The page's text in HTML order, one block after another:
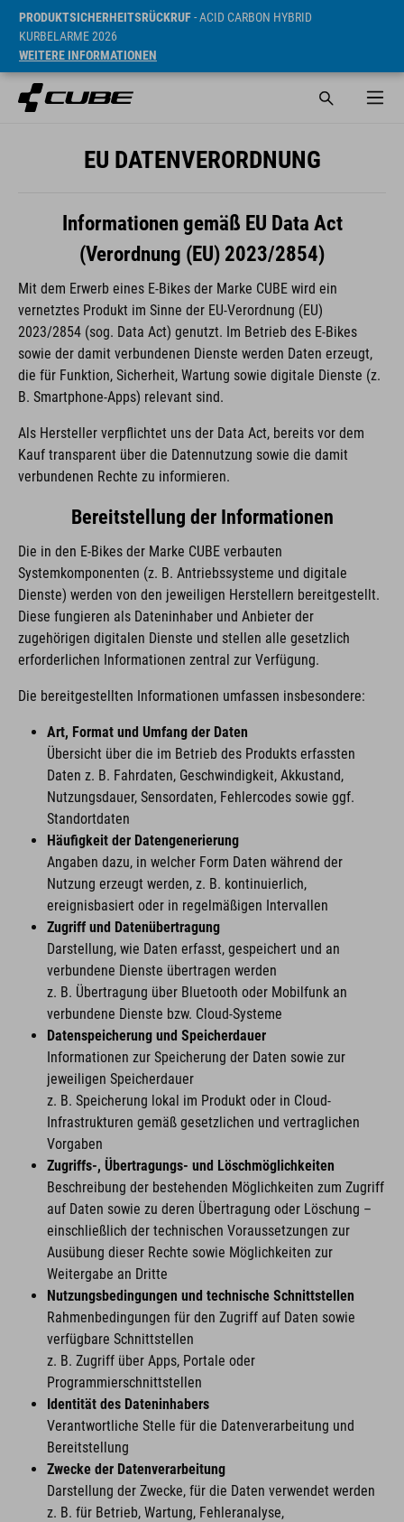
PRODUKTSICHERHEITSRÜCKRUF- ACID CARBON HYBRID
KURBELARME 2026
WEITERE INFORMATIONEN
EU DATENVERORDNUNG
Informationen gemäß EU Data Act
(Verordnung (EU) 2023/2854)
Mit dem Erwerb eines E-Bikes der Marke CUBE wird ein
vernetztes Produkt im Sinne der EU-Verordnung (EU)
2023/2854 (sog. Data Act) genutzt. Im Betrieb des E-Bikes
sowie der damit verbundenen Dienste werden Daten erzeugt,
die für Funktion, Sicherheit, Wartung sowie digitale Dienste (z.
B. Smartphone-Apps) relevant sind.
Als Hersteller verpflichtet uns der Data Act, bereits vor dem
Kauf transparent über die Datennutzung sowie die damit
verbundenen Rechte zu informieren.
Bereitstellung der Informationen
Die in den E-Bikes der Marke CUBE verbauten
Systemkomponenten (z. B. Antriebssysteme und digitale
Dienste) werden von den jeweiligen Herstellern bereitgestellt.
Diese fungieren als Dateninhaber und Anbieter der
zugehörigen digitalen Dienste und stellen alle gesetzlich
erforderlichen Informationen zentral zur Verfügung.
Die bereitgestellten Informationen umfassen insbesondere:
Art, Format und Umfang der Daten
Übersicht über die im Betrieb des Produkts erfassten
Daten z. B. Fahrdaten, Geschwindigkeit, Akkustand,
Nutzungsdauer, Sensordaten, Fehlercodes sowie ggf.
Standortdaten
Häufigkeit der Datengenerierung
Angaben dazu, in welcher Form Daten während der
Nutzung erzeugt werden, z. B. kontinuierlich,
ereignisbasiert oder in regelmäßigen Intervallen
Zugriff und Datenübertragung
Darstellung, wie Daten erfasst, gespeichert und an
verbundene Dienste übertragen werden
z. B. Übertragung über Bluetooth oder Mobilfunk an
verbundene Dienste bzw. Cloud-Systeme
Datenspeicherung und Speicherdauer
Informationen zur Speicherung der Daten sowie zur
jeweiligen Speicherdauer
z. B. Speicherung lokal im Produkt oder in Cloud-
Infrastrukturen gemäß gesetzlichen und vertraglichen
Vorgaben
Zugriffs-, Übertragungs- und Löschmöglichkeiten
Beschreibung der bestehenden Möglichkeiten zum Zugriff
auf Daten sowie zu deren Übertragung oder Löschung –
einschließlich der technischen Voraussetzungen zur
Ausübung dieser Rechte sowie Möglichkeiten zur
Weitergabe an Dritte
Nutzungsbedingungen und technische Schnittstellen
Rahmenbedingungen für den Zugriff auf Daten sowie
verfügbare Schnittstellen
z. B. Zugriff über Apps, Portale oder
Programmierschnittstellen
Identität des Dateninhabers
Verantwortliche Stelle für die Datenverarbeitung und
Bereitstellung
Zwecke der Datenverarbeitung
Darstellung der Zwecke, für die Daten verwendet werden
z. B. für Betrieb, Wartung, Fehleranalyse,